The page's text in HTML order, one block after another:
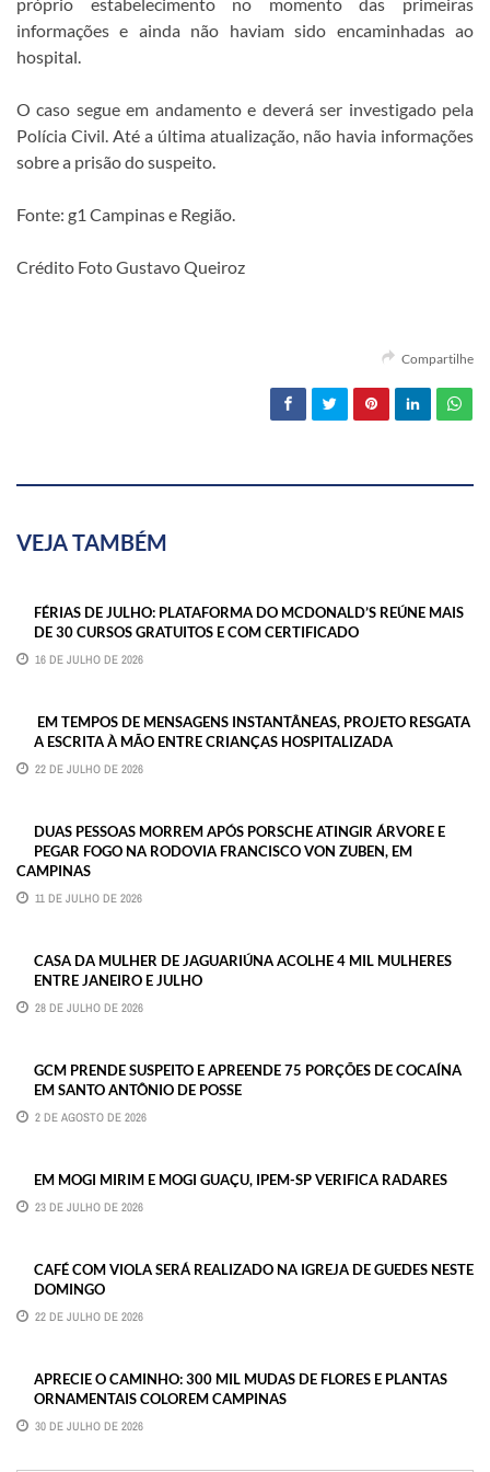
informações e ainda não haviam sido encaminhadas ao
hospital.
O caso segue em andamento e deverá ser investigado pela
Polícia Civil. Até a última atualização, não havia informações
sobre a prisão do suspeito.
Fonte: g1 Campinas e Região.
Crédito Foto Gustavo Queiroz
Compartilhe
VEJA TAMBÉM
FÉRIAS DE JULHO: PLATAFORMA DO MCDONALD’S REÚNE MAIS
DE 30 CURSOS GRATUITOS E COM CERTIFICADO
16 DE JULHO DE 2026
EM TEMPOS DE MENSAGENS INSTANTÂNEAS, PROJETO RESGATA
A ESCRITA À MÃO ENTRE CRIANÇAS HOSPITALIZADA
22 DE JULHO DE 2026
DUAS PESSOAS MORREM APÓS PORSCHE ATINGIR ÁRVORE E
PEGAR FOGO NA RODOVIA FRANCISCO VON ZUBEN, EM
CAMPINAS
11 DE JULHO DE 2026
CASA DA MULHER DE JAGUARIÚNA ACOLHE 4 MIL MULHERES
ENTRE JANEIRO E JULHO
28 DE JULHO DE 2026
GCM PRENDE SUSPEITO E APREENDE 75 PORÇÕES DE COCAÍNA
EM SANTO ANTÔNIO DE POSSE
2 DE AGOSTO DE 2026
EM MOGI MIRIM E MOGI GUAÇU, IPEM-SP VERIFICA RADARES
23 DE JULHO DE 2026
CAFÉ COM VIOLA SERÁ REALIZADO NA IGREJA DE GUEDES NESTE
DOMINGO
22 DE JULHO DE 2026
APRECIE O CAMINHO: 300 MIL MUDAS DE FLORES E PLANTAS
ORNAMENTAIS COLOREM CAMPINAS
30 DE JULHO DE 2026